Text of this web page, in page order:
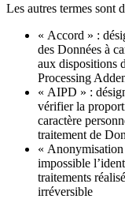
Les autres termes sont
« Accord » :
des Données à
aux dispositions
Processing
« AIPD » :
vérifier la
caractère
traitement de
« Anonymisation
impossible
traitements
irréversible